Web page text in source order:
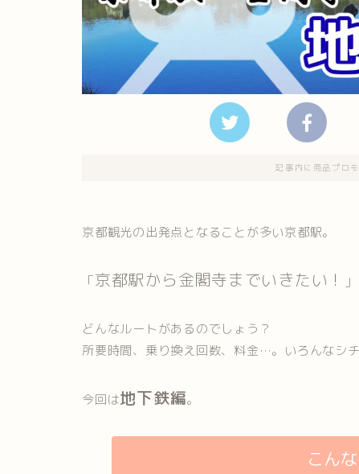
記事内に商品プロ
京都観光の出発点となることが多い京都駅。
「京都駅から金閣寺までいきたい！ 」
どんなルートがあるのでしょう？
所要時間、乗り換え回数、料金…。いろんなシ
今回は地下鉄編。
こん